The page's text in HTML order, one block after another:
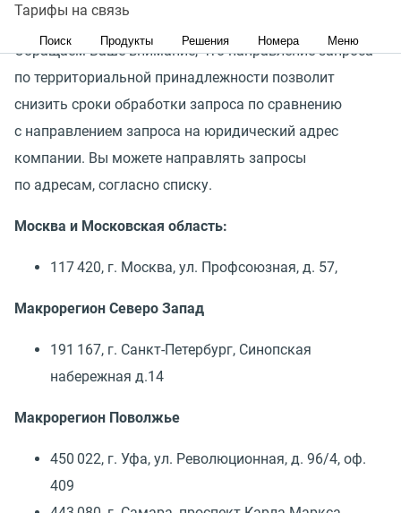
Тарифы на связь
Поиск Продукты Решения Номера Меню
адресу ООО «Манго Телеком».
Обращаем Ваше внимание, что направление запроса
по территориальной принадлежности позволит
снизить сроки обработки запроса по сравнению
с направлением запроса на юридический адрес
компании. Вы можете направлять запросы
по адресам, согласно списку.
Москва и Московская область:
117 420, г. Москва, ул. Профсоюзная, д. 57,
Макрорегион Северо Запад
191 167, г. Санкт-Петербург, Синопская
набережная д.14
Макрорегион Поволжье
450 022, г. Уфа, ул. Революционная, д. 96/4, оф.
409